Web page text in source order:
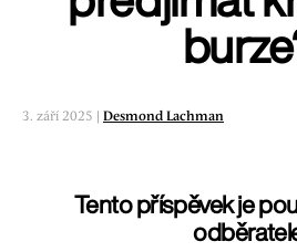
3. září 2025 | Desmond Lachman
Tento příspěvek je